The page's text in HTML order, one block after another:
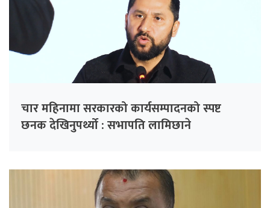
चार महिनामा सरकारको कार्यसम्पादनको स्पष्ट
छनक देखिनुपर्थ्यो : सभापति लामिछाने